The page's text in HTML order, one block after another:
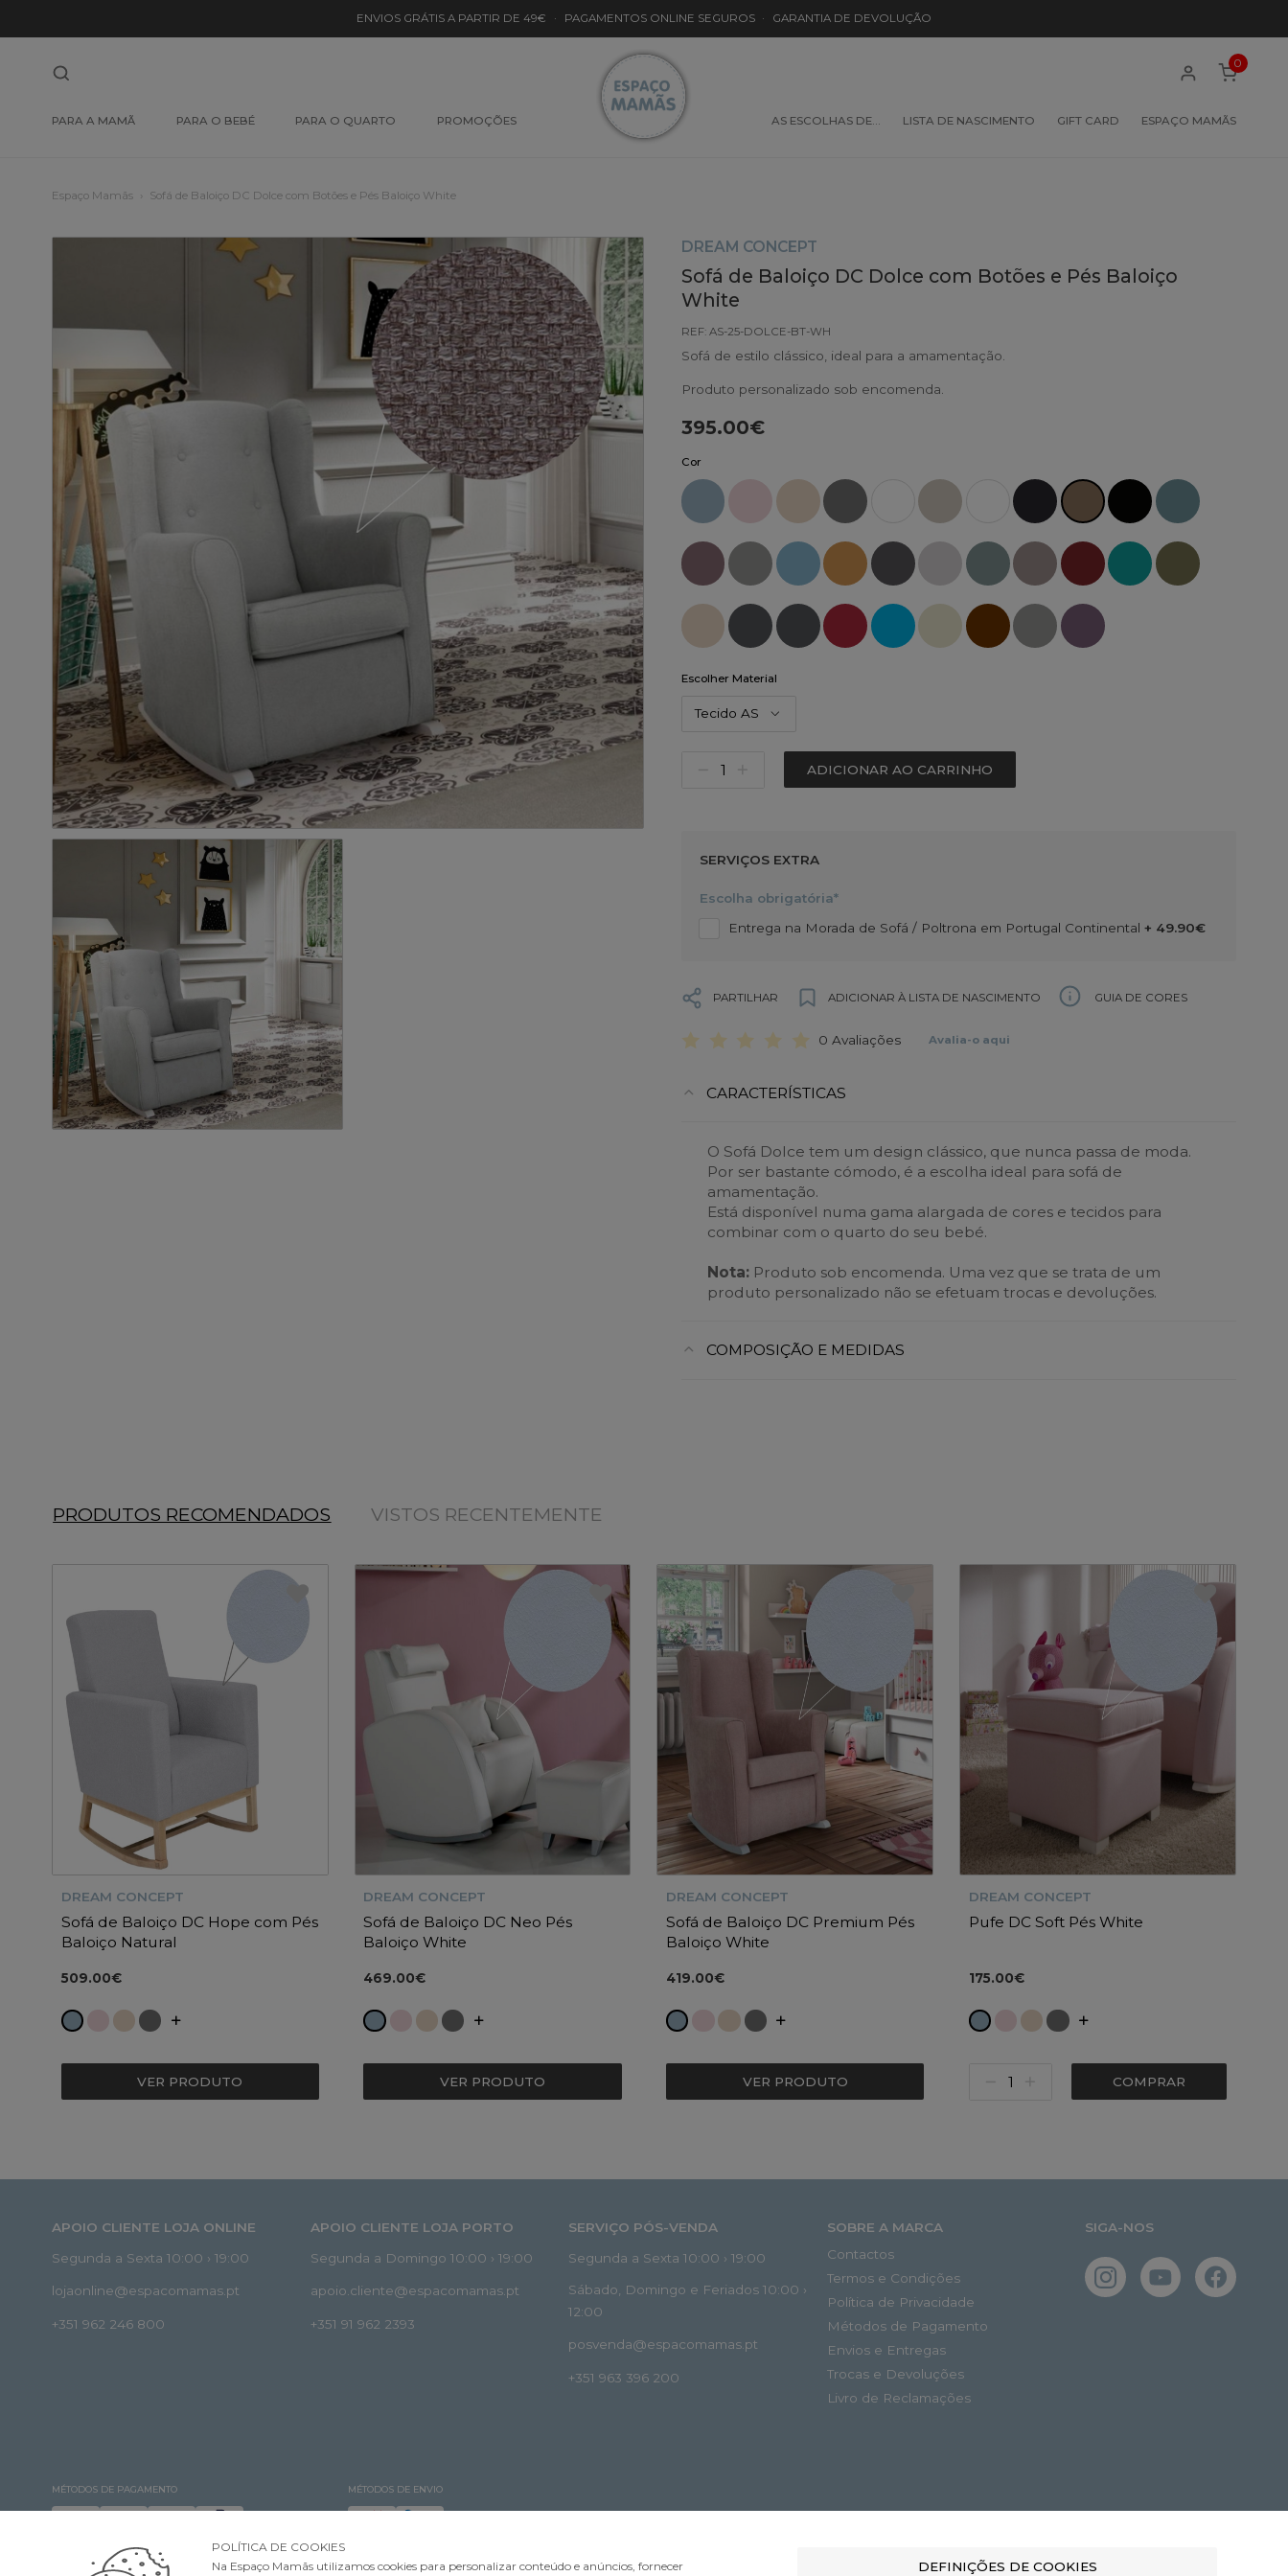
ENVIOS GRÁTIS A PARTIR DE 49€ · PAGAMENTOS ONLINE SEGUROS · GARANTIA DE DEVOLUÇÃO
PARA A MAMÃ PARA O BEBÉ PARA O QUARTO PROMOÇÕES AS ESCOLHAS DE… LISTA DE NASCIMENTO GIFT CARD ESPAÇO MAMÃS
0
Espaço Mamãs Sofá de Baloiço DC Dolce com Botões e Pés Baloiço White
DREAM CONCEPT
Sofá de Baloiço DC Dolce com Botões e Pés Baloiço
White
REF: AS-25-DOLCE-BT-WH
Sofá de estilo clássico, ideal para a amamentação.
Produto personalizado sob encomenda.
395.00€
Cor
Escolher Material
Tecido AS
ADICIONAR AO CARRINHO
SERVIÇOS EXTRA
Escolha obrigatória*
Entrega na Morada de Sofá / Poltrona em Portugal Continental + 49.90€
PARTILHAR ADICIONAR À LISTA DE NASCIMENTO GUIA DE CORES
0 Avaliações Avalia-o aqui
CARACTERÍSTICAS
O Sofá Dolce tem um design clássico, que nunca passa de moda.
Por ser bastante cómodo, é a escolha ideal para sofá de
amamentação.
Está disponível numa gama alargada de cores e tecidos para
combinar com o quarto do seu bebé.
Nota: Produto sob encomenda. Uma vez que se trata de um
produto personalizado não se efetuam trocas e devoluções.
COMPOSIÇÃO E MEDIDAS
PRODUTOS RECOMENDADOS VISTOS RECENTEMENTE
DREAM CONCEPT
Sofá de Baloiço DC Hope com Pés
Baloiço Natural
509.00€
VER PRODUTO
DREAM CONCEPT
Sofá de Baloiço DC Neo Pés
Baloiço White
469.00€
VER PRODUTO
DREAM CONCEPT
Sofá de Baloiço DC Premium Pés
Baloiço White
419.00€
VER PRODUTO
DREAM CONCEPT
Pufe DC Soft Pés White
175.00€
COMPRAR
APOIO CLIENTE LOJA ONLINE
Segunda a Sexta 10:00 › 19:00
lojaonline@espacomamas.pt
+351 962 246 800
APOIO CLIENTE LOJA PORTO
Segunda a Domingo 10:00 › 19:00
apoio.cliente@espacomamas.pt
+351 91 962 2393
SERVIÇO PÓS-VENDA
Segunda a Sexta 10:00 › 19:00
Sábado, Domingo e Feriados 10:00 ›
12:00
posvenda@espacomamas.pt
+351 963 396 200
SOBRE A MARCA
Contactos
Termos e Condições
Política de Privacidade
Métodos de Pagamento
Envios e Entregas
Trocas e Devoluções
Livro de Reclamações
SIGA-NOS
MÉTODOS DE PAGAMENTO MÉTODOS DE ENVIO
POLÍTICA DE COOKIES
Na Espaço Mamãs utilizamos cookies para personalizar conteúdo e anúncios, fornecer
DEFINIÇÕES DE COOKIES